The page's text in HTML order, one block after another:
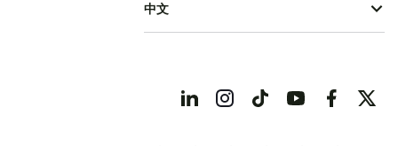
中文